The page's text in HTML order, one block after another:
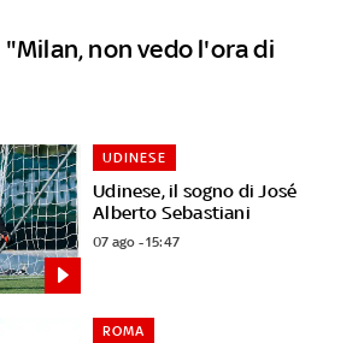
"Milan, non vedo l'ora di
Udinese, il sogno di José
Alberto Sebastiani
UDINESE
07 ago - 15:47
ROMA